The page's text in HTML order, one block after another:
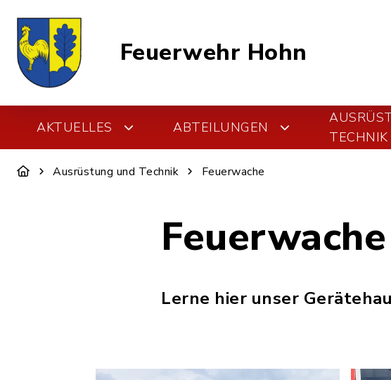
Feuerwehr Hohn
AKTUELLES ABTEILUNGEN
TECHNIK
Ausrüstung und Technik Feuerwache
Feuerwache
Lerne hier unser